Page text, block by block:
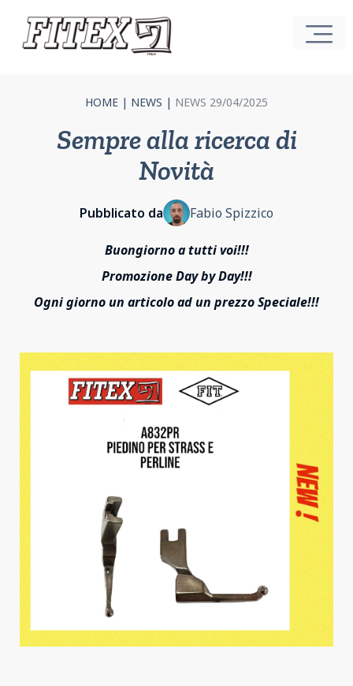
HOME | NEWS | NEWS 29/04/2025
Sempre alla ricerca di
Novità
Pubblicato da Fabio Spizzico
Buongiorno a tutti voi!!!
Promozione Day by Day!!!
Ogni giorno un articolo ad un prezzo Speciale!!!